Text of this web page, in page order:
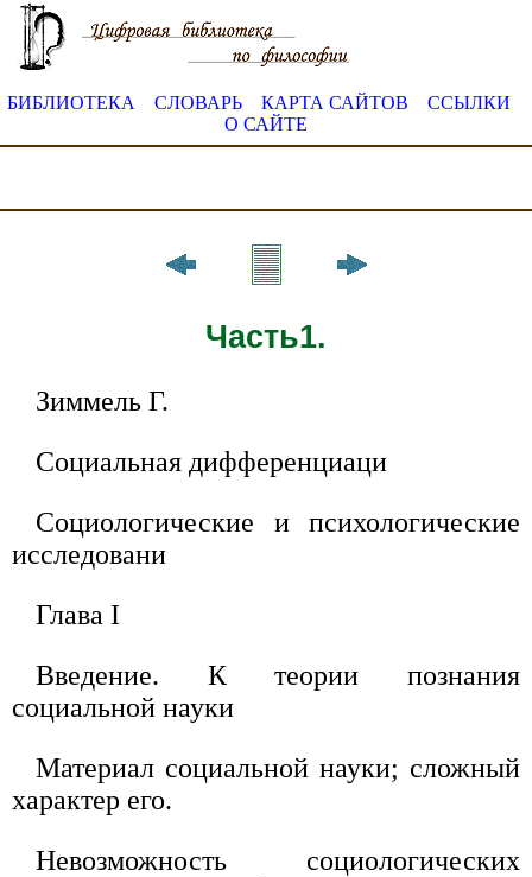
БИБЛИОТЕКА СЛОВАРЬ КАРТА САЙТОВ
ССЫЛКИ
О САЙТЕ
Часть1.
Зиммель Г.
Социальная дифференциаци
Социологические и психологические
исследовани
Глава I
Введение. К теории познания
социальной науки
Материал социальной науки; сложный
характер его.
Невозможность социологических